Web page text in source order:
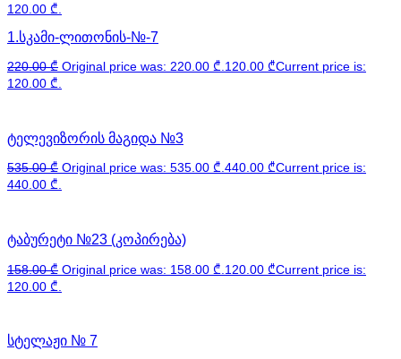
120.00 ₾.
1.სკამი-ლითონის-№-7
220.00₾ Original price was: 220.00 ₾.120.00 ₾Current price is:
120.00 ₾.
ტელევიზორის მაგიდა №3
535.00₾ Original price was: 535.00 ₾.440.00 ₾Current price is:
440.00 ₾.
ტაბურეტი №23 (კოპირება)
158.00₾ Original price was: 158.00 ₾. 120.00 ₾Current price is:
120.00 ₾.
სტელაჟი № 7